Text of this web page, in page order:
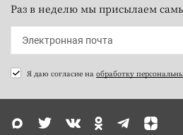
Раз в неделю мы присылаем
Я даю согласие на обработку